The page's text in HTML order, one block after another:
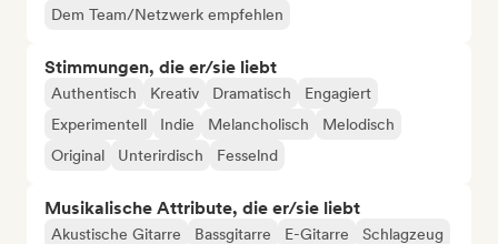
Dem Team/Netzwerk empfehlen
Stimmungen, die er/sie liebt
Authentisch Kreativ Dramatisch
Engagiert
Experimentell
Indie Melancholisch
Melodisch
Original
Unterirdisch Fesselnd
Musikalische Attribute, die er/sie liebt
Akustische Gitarre Bassgitarre E-Gitarre
Schlagzeug